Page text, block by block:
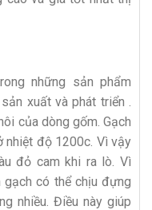
những sản phẩm
xuất và phát triển .
của dòng gốm. Gạch
độ 1200c. Vì vậy
đỏ cam khi ra lò. Vì
có thể chịu đựng
nhiều. Điều này giúp